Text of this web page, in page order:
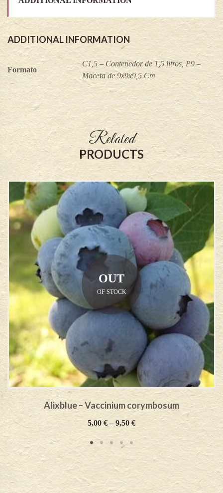
ADDITIONAL INFORMATION
Formato
C1,5 – Contenedor de 1,5 litros, P9 –
Maceta de 9x9x9,5 Cm
Related
PRODUCTS
OUT
OF STOCK
Alixblue – Vaccinium corymbosum
5,00 €– 9,50 €